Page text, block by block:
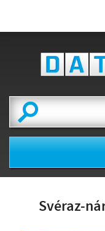
Svéraz-